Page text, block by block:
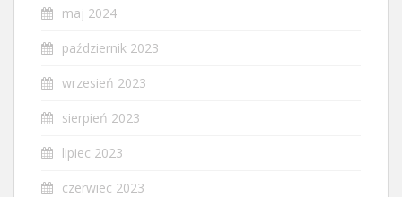
maj 2024
październik 2023
wrzesień 2023
sierpień 2023
lipiec 2023
czerwiec 2023